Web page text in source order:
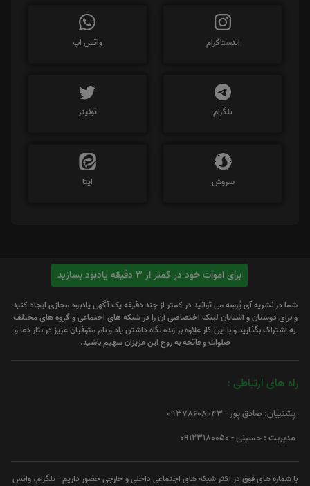
اینستاگرام واتس اپ
تلگرام توئیتر
سروش ایتا
شما در نشریه آی پُرسِه می توانید در کمتر از چند دقیقه یک آگهی یادبود مجازی ایجاد کنید
به اشتراک بگذارید و با این کار علاوه بر زنده نگاه داشتن یاد و نام متوفیان عزیز در نثار دعا و
صلوات و فاتحه به روح این عزیزان سهیم باشید.
راه های ارتباطی :
پشتیبان: صادق پور - 09378608043
مدیریت : حسینی - 09123180050